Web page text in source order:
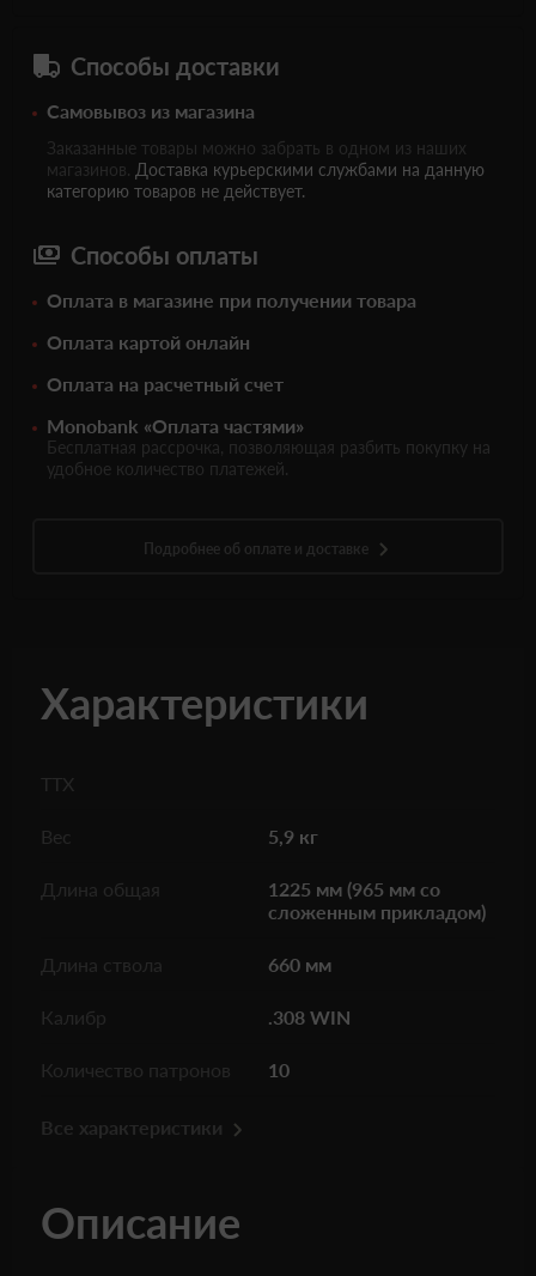
Способы доставки
Самовывоз из магазина
Заказанные товары можно забрать в одном из наших
магазинов. Доставка курьерскими службами на данную
категорию товаров не действует.
Способы оплаты
Оплата в магазине при получении товара
Оплата картой онлайн
Оплата на расчетный счет
Monobank «Оплата частями»
Бесплатная рассрочка, позволяющая разбить покупку на
удобное количество платежей.
Подробнее об оплате и доставке
Характеристики
ТТХ
Вес 5,9 кг
Длина общая
1225 мм (965 мм со
сложенным прикладом)
Длина ствола 660 мм
Калибр .308 WIN
Количество патронов 10
Все характеристики
Описание